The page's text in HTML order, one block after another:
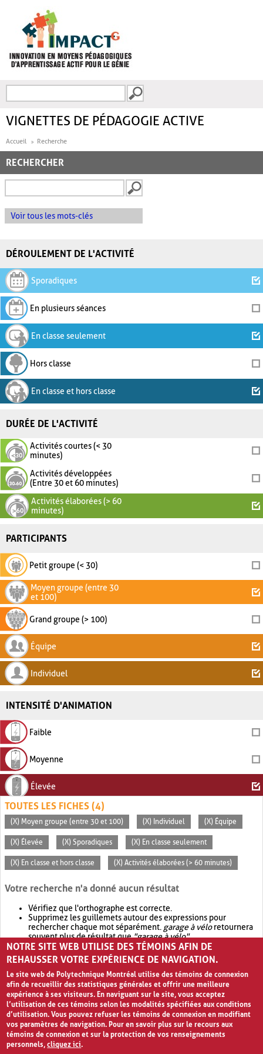
FORMULAIRE DE
VIGNETTES DE PÉDAGOGIE ACTIVE
Accueil Recherche
RECHERCHER
Voir tous les mots-clés
DÉROULEMENT DE L'ACTIVITÉ
Sporadiques
En plusieurs séances
En classe seulement
Hors classe
En classe et hors classe
DURÉE DE L'ACTIVITÉ
Activités courtes (< 30
minutes)
Activités développées
(Entre 30 et 60 minutes)
Activités élaborées (> 60
minutes)
PARTICIPANTS
Petit groupe (< 30)
Moyen groupe (entre 30
et 100)
Grand groupe (> 100)
Équipe
Individuel
INTENSITÉ D'ANIMATION
Faible
Moyenne
Élevée
TOUTES LES FICHES (4)
(X) Moyen groupe (entre 30 et 100) (X) Individuel (X) Équipe
(X) Élevée (X) Sporadiques (X) En classe seulement
(X) En classe et hors classe (X) Activités élaborées (> 60 minutes)
Votre recherche n'a donné aucun résultat
Vérifiez que l'orthographe est correcte.
Supprimez les guillemets autour des expressions pour
rechercher chaque mot séparément. garage à véloretournera
souvent plus de résultat que"garage à vélo".
Envisagez d'élargir votre recherche avec OR.garage OR vélo
retournera souvent plus de résultat quegarage à vélo
NOTRE SITE WEB UTILISE DES TÉMOINS AFIN DE
REHAUSSER VOTRE EXPÉRIENCE DE NAVIGATION.
Le site web de Polytechnique Montréal utilise des témoins de connexion
afin de recueillir des statistiques générales et offrir une meilleure
expérience à ses visiteurs. En naviguant sur le site, vous acceptez
l’utilisation de ces témoins selon les modalités spécifiées aux conditions
d’utilisation. Vous pouvez refuser les témoins de connexion en modifiant
vos paramètres de navigation. Pour en savoir plus sur le recours aux
témoins de connexion et sur la protection de vos renseignements
personnels,cliquez ici.